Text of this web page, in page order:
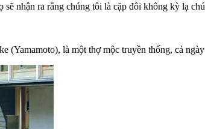
nhận ra rằng chúng tôi là cặp đôi không kỳ lạ
(Yamamoto), là một thợ mộc truyền thống, cả